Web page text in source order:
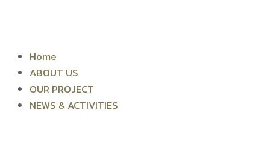
Home
ABOUT US
OUR PROJECT
NEWS & ACTIVITIES